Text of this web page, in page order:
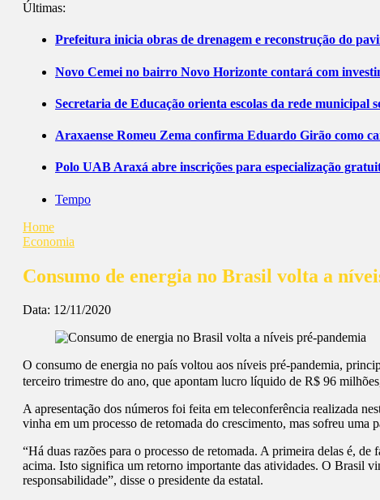
Últimas:
Prefeitura inicia obras de drenagem e reconstrução do
Novo Cemei no bairro Novo Horizonte contará com
Secretaria de Educação orienta escolas da rede
Araxaense Romeu Zema confirma Eduardo Girão como
Polo UAB Araxá abre inscrições para especialização
Tempo
Home
Economia
Consumo de energia no Brasil volta a
Data: 12/11/2020
O consumo de energia no país voltou aos níveis pré-pandemia,
terceiro trimestre do ano, que apontam lucro líquido de R$ 96
A apresentação dos números foi feita em teleconferência realizada
vinha em um processo de retomada do crescimento, mas sofreu
“Há duas razões para o processo de retomada. A primeira delas é,
acima. Isto significa um retorno importante das atividades. O Brasil
responsabilidade”, disse o presidente da estatal.